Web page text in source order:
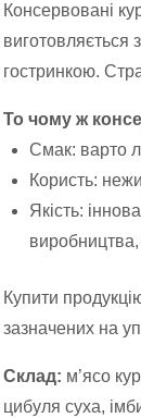
Консервовані
виготовляється
гостринкою.
То чому ж
Смак: варто
Користь:
Якість:
виробництва,
Купити
зазначених на
Склад: м’ясо
цибуля суха,